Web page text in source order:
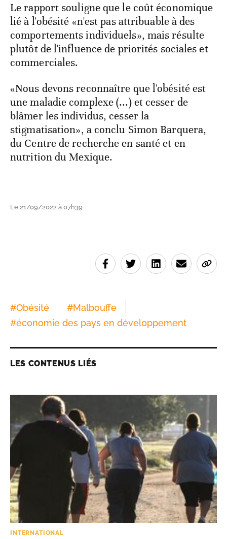
Le rapport souligne que le coût économique
lié à l'obésité «n'est pas attribuable à des
comportements individuels», mais résulte
plutôt de l'influence de priorités sociales et
commerciales.
«Nous devons reconnaître que l'obésité est
une maladie complexe (...) et cesser de
blâmer les individus, cesser la
stigmatisation», a conclu Simon Barquera,
du Centre de recherche en santé et en
nutrition du Mexique.
Le 21/09/2022 à 07h39
#Obésité #Malbouffe
#économie des pays en développement
LES CONTENUS LIÉS
INTERNATIONAL